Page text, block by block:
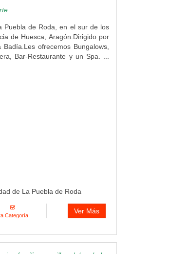
Puebla de Roda, en el sur de los
de Huesca, Aragón.Dirigido por
ofrecemos Bungalows,
Bar-Restaurante y un Spa. ...
de La Puebla de Roda
Categoría
Ver Más